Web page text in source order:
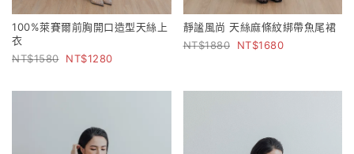
100%萊賽爾前胸開口造型天絲上
衣
1580
1280
靜謐風尚 天絲麻條紋綁帶魚尾裙
1880
1680